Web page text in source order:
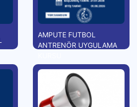
AMPUTE FUTBOL
ANTRENÖR UYGULAMA